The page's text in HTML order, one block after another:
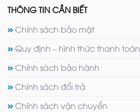
THÔNG TIN CẦN BIẾT
Chính sách bảo mật
Quy định – hình thức thanh toán
Chính sách bảo hành
Chính sách đổi trả
Chính sách vận chuyển